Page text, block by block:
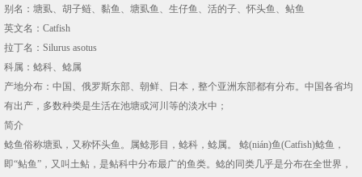
别名：塘虱、胡子鲢、黏鱼、塘虱鱼、生仔鱼、活的子、怀头鱼、鲇鱼
英文名：Catfish
拉丁名：Silurus asotus
科属：鲶科、鲶属
产地分布：中国、俄罗斯东部、朝鲜、日本，整个亚洲东部都有分布。中国各省均
有出产，多数种类是生活在池塘或河川等的淡水中；
简介
鲶鱼俗称塘虱，又称怀头鱼。属鲶形目，鲶科，鲶属。 鲶(nián)鱼(Catfish)鲶鱼，
即“鲇鱼”，又叫土鲇，是鲇科中分布最广的鱼类。鲶的同类几乎是分布在全世界，